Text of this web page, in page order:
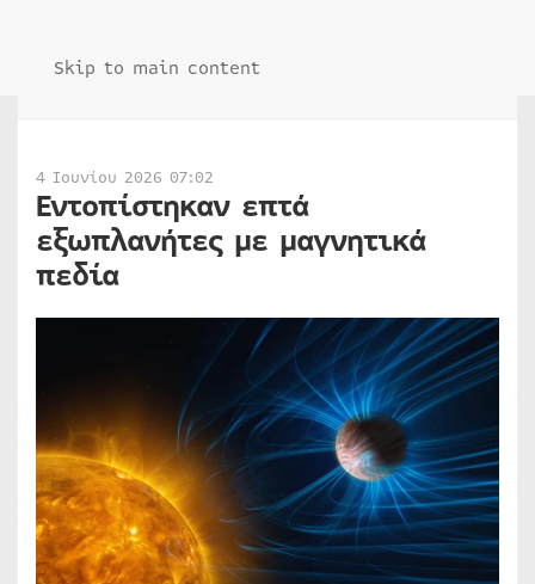
Skip to main content
4 Ιουνίου 2026 07:02
Εντοπίστηκαν επτά
εξωπλανήτες με μαγνητικά
πεδία